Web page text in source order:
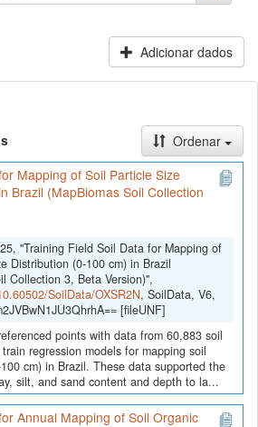
Adicionar dados
Ordenar
Mapping of Soil Particle Size
Brazil (MapBiomas Soil Collection
"Training Field Soil Data for Mapping of
Distribution (0-100 cm) in Brazil
Collection 3, Beta Version)",
SoilData/OXSR2N, SoilData, V6,
[fileUNF]
points with data from 60,883 soil
regression models for mapping soil
cm) in Brazil. These data supported the
silt, and sand content and depth to la...
Annual Mapping of Soil Organic